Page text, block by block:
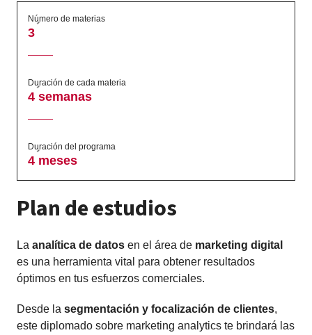
Número de materias
3
Duración de cada materia
4 semanas
Duración del programa
4 meses
Plan de estudios
La analítica de datos en el área de marketing digital
es una herramienta vital para obtener resultados
óptimos en tus esfuerzos comerciales.
Desde la segmentación y focalización de clientes,
este diplomado sobre marketing analytics te brindará las